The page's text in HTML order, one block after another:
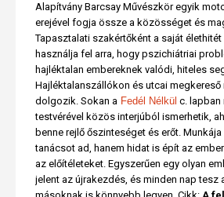
Alapítvány Barcsay Művészkör egyik
erejével fogja össze a közösséget és
Tapasztalati szakértőként a saját
használja fel arra, hogy pszichiátriai
hajléktalan embereknek valódi, hiteles
Hajléktalanszállókon és utcai megkereső
dolgozik. Sokan a Fedél Nélkül c. lapban
testvérével közös interjúból ismerhetik,
benne rejlő őszinteséget és erőt.
tanácsot ad, hanem hidat is épít az
az előítéleteket. Egyszerűen egy olyan
jelent az újrakezdés, és minden nap tesz